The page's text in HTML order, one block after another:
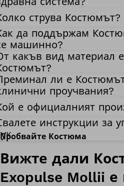
струва Костюмът?
да поддържам
машинно?
какъв вид материал
ли е
проучвания?
е официалният
инструкции за
Пробвайте Костюма
Вижте дали
Exopulse Mollii